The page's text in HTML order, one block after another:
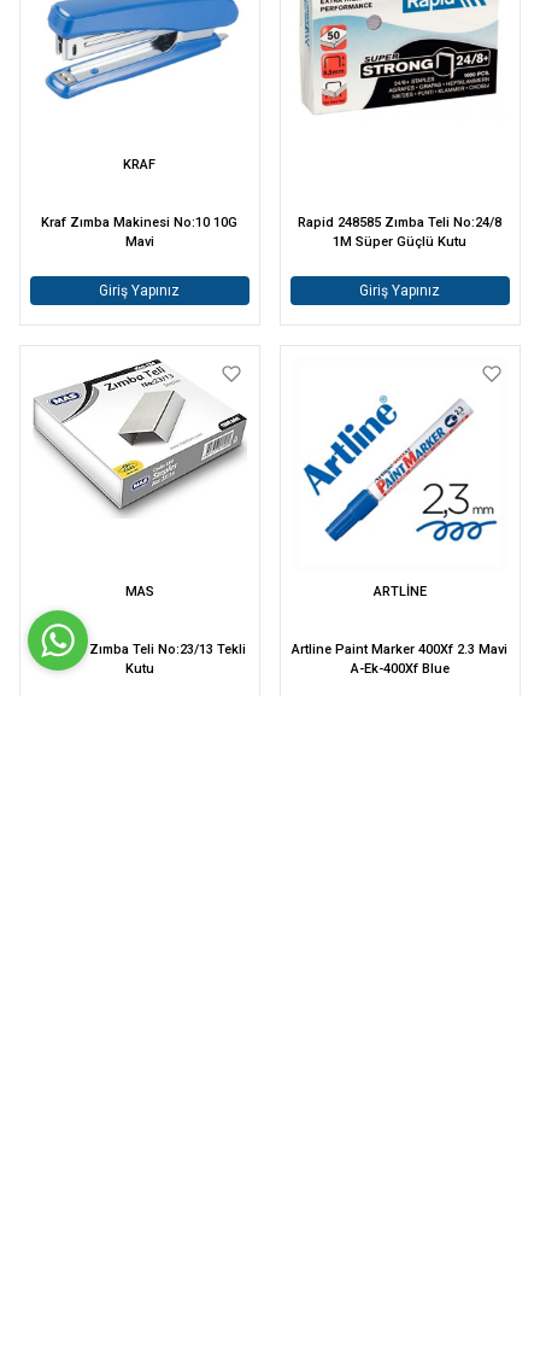
KRAF
Kraf Zımba Makinesi No:10 10G
Mavi
Giriş Yapınız
Rapid 248585 Zımba Teli No:24/8
1M Süper Güçlü Kutu
Giriş Yapınız
MAS
Mas 154 Zımba Teli No:23/13 Tekli
Kutu
ARTLİNE
Artline Paint Marker 400Xf 2.3 Mavi
A-Ek-400Xf Blue